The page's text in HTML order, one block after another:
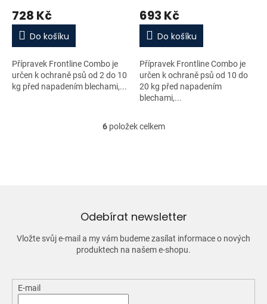
728 Kč
Do košíku
Přípravek Frontline Combo je
určen k ochraně psů od 2 do 10
kg před napadením blechami,...
693 Kč
Do košíku
Přípravek Frontline Combo je
určen k ochraně psů od 10 do
20 kg před napadením
blechami,...
O
p
r
v
k
v
6položek celkem
Odebírat newsletter
Vložte svůj e-mail a my vám budeme zasílat informace o nových
produktech na našem e-shopu.
E-mail